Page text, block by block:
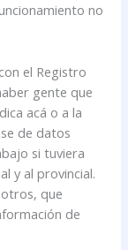
no
el Registro
gente que
acá o a la
de datos
si tuviera
y al provincial.
que
de